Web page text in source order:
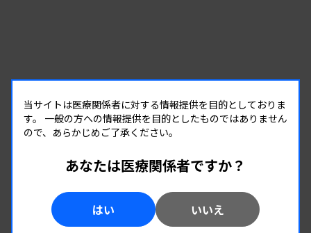
EVENT
イベント情報
08.09（日）
当サイトは医療関係者に対する情報提供を目的としておりま
す。 一般の方への情報提供を目的としたものではありません
ので、あらかじめご了承ください。
あなたは医療関係者ですか？
はい いいえ